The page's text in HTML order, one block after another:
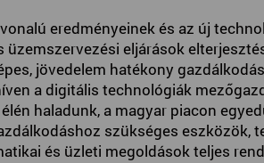
eredményeinek és az új
üzemszervezési eljárások
jövedelem hatékony
a digitális technológiák
haladunk, a magyar piacon
szükséges eszközök,
és üzleti megoldások teljes